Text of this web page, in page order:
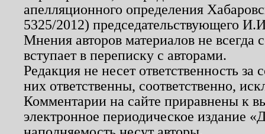
апелляционного определения
5325/2012) председательствующего
Мнения авторов материалов не
вступает в переписку с авторами.
Редакция не несет ответственность
них ответственны, соответственно,
Комментарии на сайте приравнены к
электронное периодическое издание